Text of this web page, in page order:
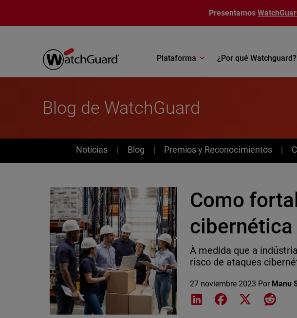
Presentamos
Plataforma ¿Por qué Watchguard?
Blog de WatchGuard
News
Noticias Blog Premios y Reconocimientos
Como
À medida que a
risco de ataques
27 noviembre 2023 Por Manu
Share on LinkedIn
Share on Facebook
Share on XShare